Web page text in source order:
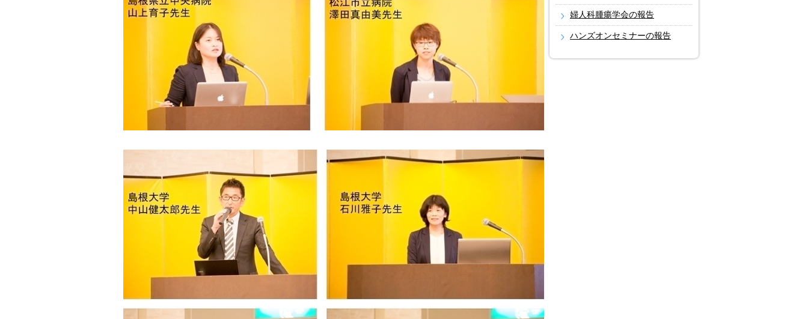
婦人科腫瘍学会の報告
ハンズオンセミナーの報告